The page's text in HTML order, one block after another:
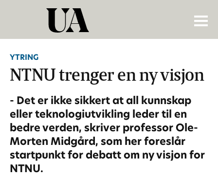
YTRING
NTNU trenger en ny visjon
- Det er ikke sikkert at all kunnskap
eller teknologiutvikling leder til en
bedre verden, skriver professor Ole-
Morten Midgård, som her foreslår
startpunkt for debatt om ny visjon for
NTNU.